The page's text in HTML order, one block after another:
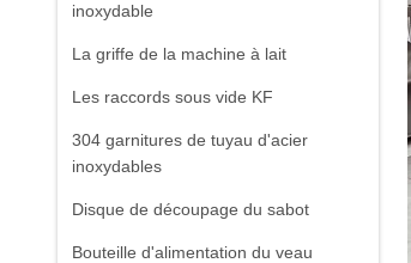
inoxydable
La griffe de la machine à lait
Les raccords sous vide KF
304 garnitures de tuyau d'acier
inoxydables
Disque de découpage du sabot
Bouteille d'alimentation du veau